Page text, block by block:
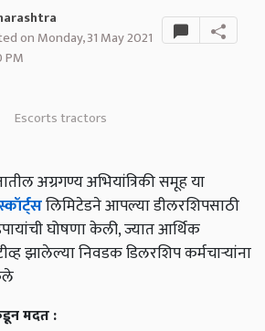
on Monday, 31 May 2021
Escorts tractors
अग्रगण्य अभियांत्रिकी समूह या
लिमिटेडने आपल्या डीलरशिपसाठी
घोषणा केली, ज्यात आर्थिक
झालेल्या निवडक डिलरशिप कर्मचार्‍यांना
मदत :